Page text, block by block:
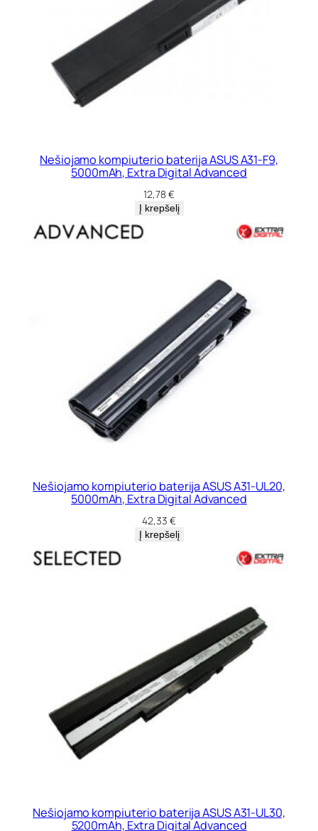
Nešiojamo kompiuterio baterija ASUS A31-F9,
5000mAh, Extra Digital Advanced
12,78€
Į krepšelį
Nešiojamo kompiuterio baterija ASUS A31-UL20,
5000mAh, Extra Digital Advanced
42,33 €
Į krepšelį
Nešiojamo kompiuterio baterija ASUS A31-UL30,
5200mAh, Extra Digital Advanced